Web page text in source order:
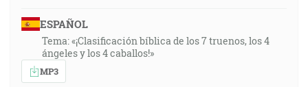
ESPAÑOL
Tema: «¡Clasificación bíblica de los 7 truenos, los 4
ángeles y los 4 caballos!»
MP3